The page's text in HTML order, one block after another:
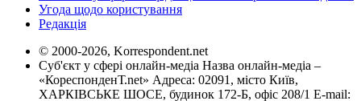
Угода щодо користування
Редакція
© 2000-2026, Korrespondent.net
Суб'єкт у сфері онлайн-медіа Назва онлайн-медіа –
«КореспонденТ.net» Адреса: 02091, місто Київ,
ХАРКІВСЬКЕ ШОСЕ, будинок 172-Б, офіс 208/1 E-mail: